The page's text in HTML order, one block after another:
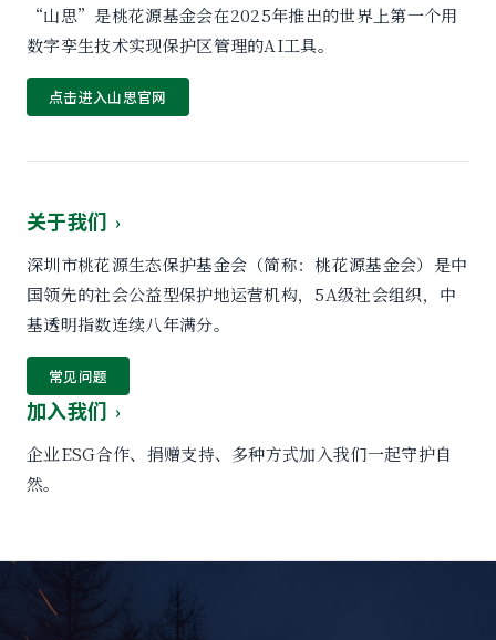
“山思”是桃花源基金会在2025年推出的世界上第一个用
数字孪生技术实现保护区管理的AI工具。
点击进入山思官网
关于我们 ›
深圳市桃花源生态保护基金会（简称：桃花源基金会）是中
国领先的社会公益型保护地运营机构，5A级社会组织，中
基透明指数连续八年满分。
常见问题
加入我们 ›
企业ESG合作、捐赠支持、多种方式加入我们一起守护自
然。